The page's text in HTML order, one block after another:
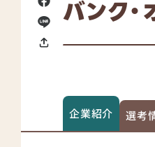
バンク・
企業紹介 選考